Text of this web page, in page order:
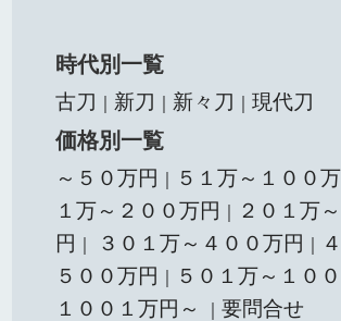
時代別一覧
古刀 新刀 新々刀 ｜現代刀
価格別一覧
～５０万円 ５１万～１００
１万～２００万円
２０１万
円
３０１万～４００万円
５００万円
５０１万～１０
１００１万円～ ｜要問合せ